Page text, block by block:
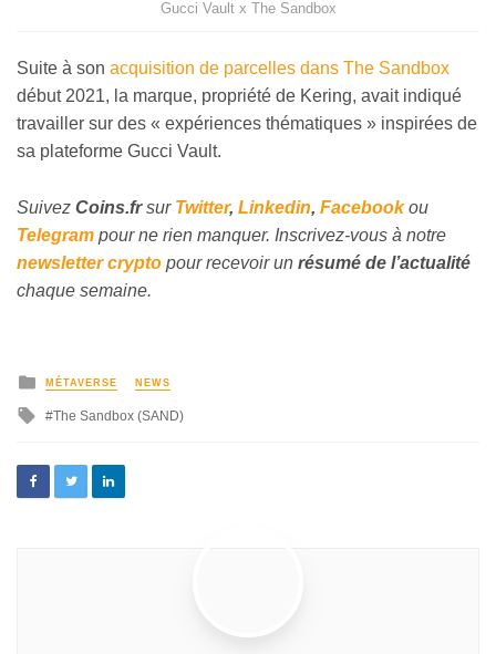
Gucci Vault x The Sandbox
Suite à son acquisition de parcelles dans The Sandbox
début 2021, la marque, propriété de Kering, avait indiqué
travailler sur des « expériences thématiques » inspirées de
sa plateforme Gucci Vault.
Suivez Coins.frsur Twitter, Linkedin, Facebookou
Telegram pour ne rien manquer. Inscrivez-vous à notre
newsletter crypto pour recevoir un résumé de l’actualité
chaque semaine.
MÉTAVERSE NEWS
The Sandbox (SAND)